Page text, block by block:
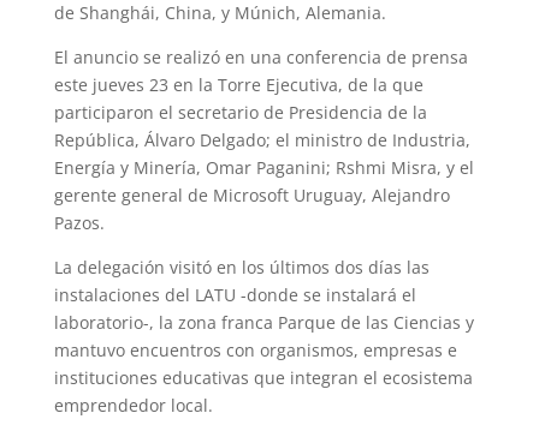
de Shanghái, China, y Múnich, Alemania.
El anuncio se realizó en una conferencia de prensa
este jueves 23 en la Torre Ejecutiva, de la que
participaron el secretario de Presidencia de la
República, Álvaro Delgado; el ministro de Industria,
Energía y Minería, Omar Paganini; Rshmi Misra, y el
gerente general de Microsoft Uruguay, Alejandro
Pazos.
La delegación visitó en los últimos dos días las
instalaciones del LATU -donde se instalará el
laboratorio-, la zona franca Parque de las Ciencias y
mantuvo encuentros con organismos, empresas e
instituciones educativas que integran el ecosistema
emprendedor local.